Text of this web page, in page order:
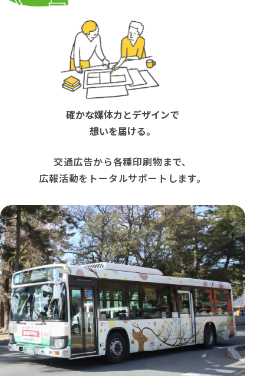
確かな媒体力とデザインで
想いを届ける。
交通広告から各種印刷物まで、
広報活動をトータルサポートします。